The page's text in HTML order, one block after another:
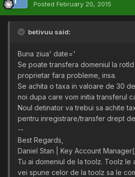
Posted February 20, 2015
betivuu said:
Buna ziua' date='
Se poate transfera domeniul la
proprietar fara probleme, insa.
Se achita o taxa in valoare de 30
noi dupa care vom initia transferul
Noul detinator va trebui sa achite
pentru inregistrare/transfer drept
--
Best Regards,
Daniel Stan | Key Account
Tu ai domeniul de la toolz. Toolz le
vei spune celor de la toolz sa le